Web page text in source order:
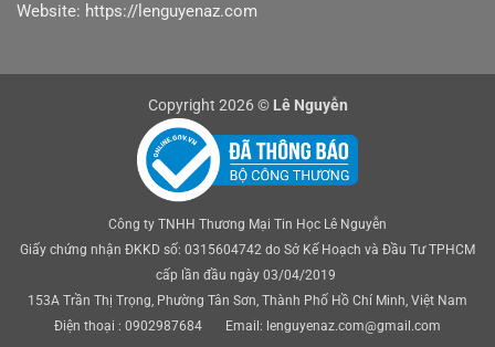
Website: https://lenguyenaz.com
Copyright 2026 © Lê Nguyễn
Công ty TNHH Thương Mại Tin Học Lê Nguyễn
Giấy chứng nhận ĐKKD số: 0315604742 do Sở Kế Hoạch và Đầu Tư TPHCM
cấp lần đầu ngày 03/04/2019
153A Trần Thị Trọng, Phường Tân Sơn, Thành Phố Hồ Chí Minh, Việt Nam
Điện thoại : 0902987684 Email: lenguyenaz.com@gmail.com